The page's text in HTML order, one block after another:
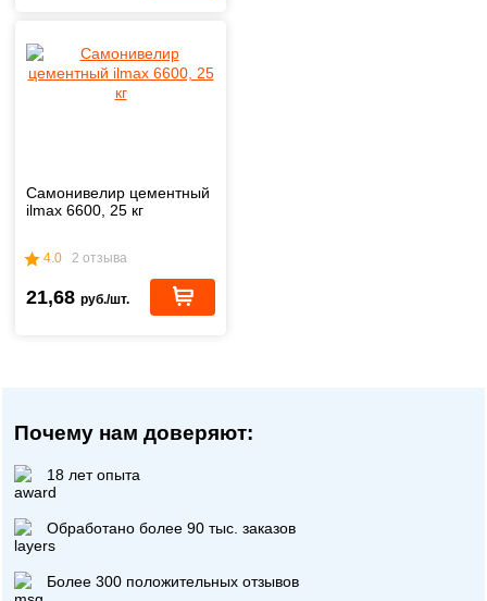
Самонивелир цементный
ilmax 6600, 25 кг
4.0 2 отзыва
21,68 руб./шт.
Почему нам доверяют:
18 лет опыта
Обработано более 90 тыс. заказов
Более 300 положительных отзывов